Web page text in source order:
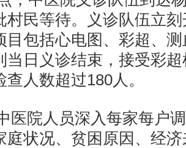
村民等待。义诊队伍立
目包括心电图、彩超、
当日义诊结束，接受彩
人数超过180人。
医院人员深入每家每户
庭状况、贫困原因、经